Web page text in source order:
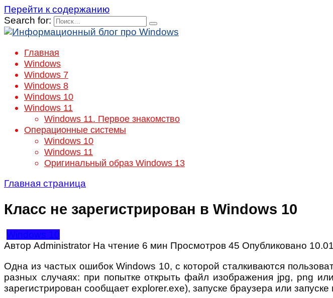
Перейти к содержанию
Search for:
Главная
Windows
Windows 7
Windows 8
Windows 10
Windows 11
Windows 11. Первое знакомство
Операционные системы
Windows 10
Windows 11
Оригинальный образ Windows 13
Главная страница
Класс не зарегистрирован в Windows 10
Windows 10
Автор Administrator На чтение 6 мин Просмотров 45 Опубликовано
Одна из частых ошибок Windows 10, с которой сталкиваются
разных случаях: при попытке открыть файл изображения jpg, png
зарегистрирован сообщает explorer.exe), запуске браузера или